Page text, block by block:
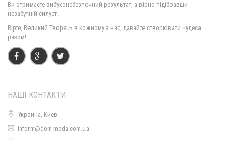
Модні завужені жіночі брюки великого розміру
520.00грн.
Ви отримаєте вибухонебезпечний результат, а вірно підібравши -
незабутній силует.
Вірте, Великий Творець в кожному з нас, давайте створювати чудеса
разом!
НАШІ КОНТАКТИ
Украина, Киев
inform@dom-moda.com.ua